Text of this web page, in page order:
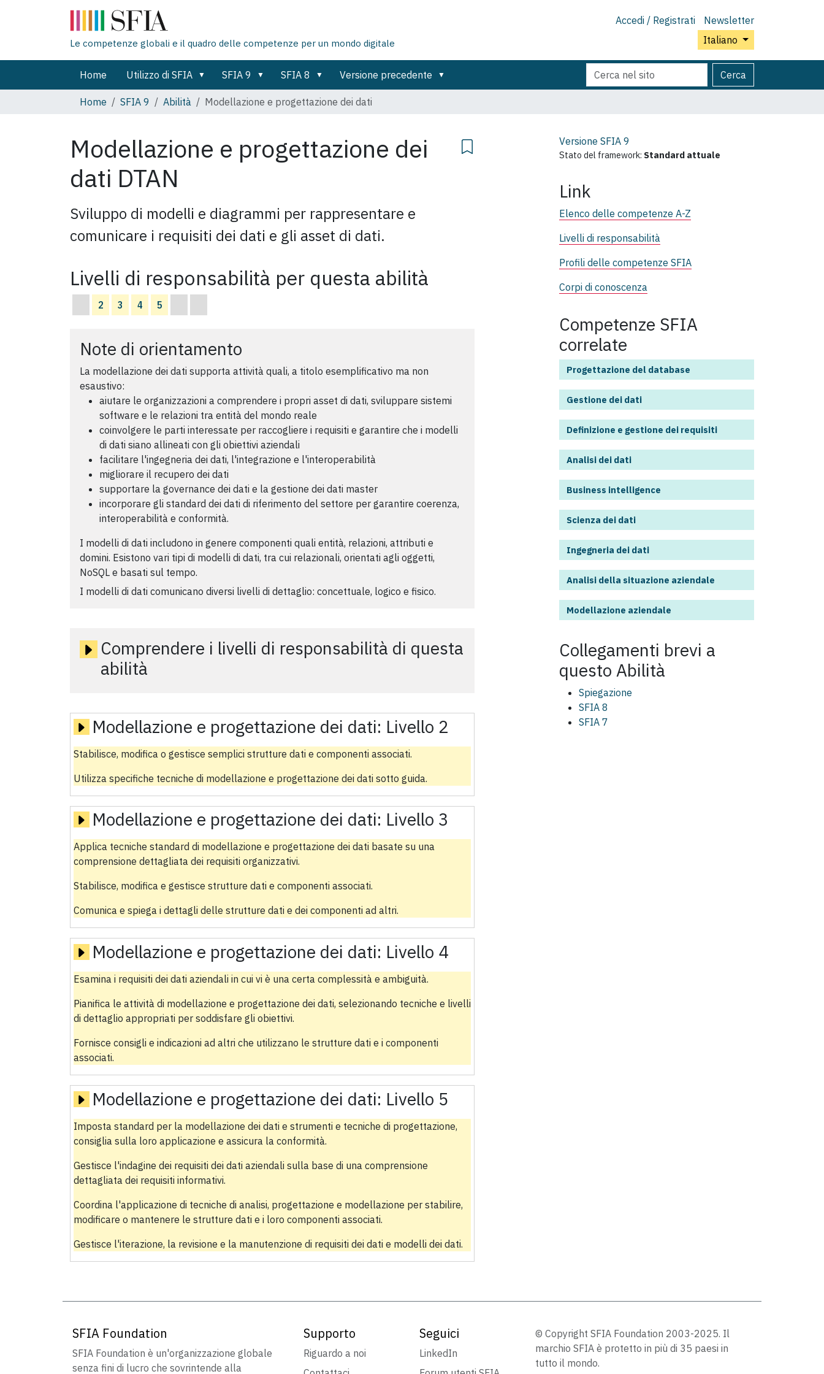
Accedi / Registrati
Newsletter
Italiano
Le competenze globali e il quadro delle competenze per un mondo digitale
Home Utilizzo di SFIA SFIA 9 SFIA 8 Versione precedente
Cerca
nel
Cerca
Ricerca
avanzata…
Home
SFIA 9 Abilità Modellazione e progettazione dei dati
Modellazione e progettazione dei
dati DTAN
Sviluppo di modelli e diagrammi per rappresentare e
comunicare i requisiti dei dati e gli asset di dati.
Livelli di responsabilità per questa abilità
2 3 4 5
Note di orientamento
La modellazione dei dati supporta attività quali, a titolo esemplificativo ma non
esaustivo:
aiutare le organizzazioni a comprendere i propri asset di dati, sviluppare sistemi
software e le relazioni tra entità del mondo reale
coinvolgere le parti interessate per raccogliere i requisiti e garantire che i modelli
di dati siano allineati con gli obiettivi aziendali
facilitare l'ingegneria dei dati, l'integrazione e l'interoperabilità
migliorare il recupero dei dati
supportare la governance dei dati e la gestione dei dati master
incorporare gli standard dei dati di riferimento del settore per garantire coerenza,
interoperabilità e conformità.
I modelli di dati includono in genere componenti quali entità, relazioni, attributi e
domini. Esistono vari tipi di modelli di dati, tra cui relazionali, orientati agli oggetti,
NoSQL e basati sul tempo.
I modelli di dati comunicano diversi livelli di dettaglio: concettuale, logico e fisico.
Comprendere i livelli di responsabilità di questa
abilità
Modellazione e progettazione dei dati: Livello 2
Stabilisce, modifica o gestisce semplici strutture dati e componenti associati.
Utilizza specifiche tecniche di modellazione e progettazione dei dati sotto guida.
Modellazione e progettazione dei dati: Livello 3
Applica tecniche standard di modellazione e progettazione dei dati basate su una
comprensione dettagliata dei requisiti organizzativi.
Stabilisce, modifica e gestisce strutture dati e componenti associati.
Comunica e spiega i dettagli delle strutture dati e dei componenti ad altri.
Modellazione e progettazione dei dati: Livello 4
Esamina i requisiti dei dati aziendali in cui vi è una certa complessità e ambiguità.
Pianifica le attività di modellazione e progettazione dei dati, selezionando tecniche e livelli
di dettaglio appropriati per soddisfare gli obiettivi.
Fornisce consigli e indicazioni ad altri che utilizzano le strutture dati e i componenti
associati.
Modellazione e progettazione dei dati: Livello 5
Imposta standard per la modellazione dei dati e strumenti e tecniche di progettazione,
consiglia sulla loro applicazione e assicura la conformità.
Gestisce l'indagine dei requisiti dei dati aziendali sulla base di una comprensione
dettagliata dei requisiti informativi.
Coordina l'applicazione di tecniche di analisi, progettazione e modellazione per stabilire,
modificare o mantenere le strutture dati e i loro componenti associati.
Gestisce l'iterazione, la revisione e la manutenzione di requisiti dei dati e modelli dei dati.
Versione SFIA 9
Stato del framework: Standard attuale
Link
Elenco delle competenze A-Z
Livelli di responsabilità
Profili delle competenze SFIA
Corpi di conoscenza
Competenze SFIA
correlate
Progettazione del database
Gestione dei dati
Definizione e gestione dei requisiti
Analisi dei dati
Business intelligence
Scienza dei dati
Ingegneria dei dati
Analisi della situazione aziendale
Modellazione aziendale
Collegamenti brevi a
questo Abilità
Spiegazione
SFIA 8
SFIA 7
SFIA Foundation
SFIA Foundation è un'organizzazione globale
senza fini di lucro che sovrintende alla
Supporto
Riguardo a noi
Seguici
LinkedIn
© Copyright SFIA Foundation 2003-2025. Il
marchio SFIA è protetto in più di 35 paesi in
tutto il mondo.